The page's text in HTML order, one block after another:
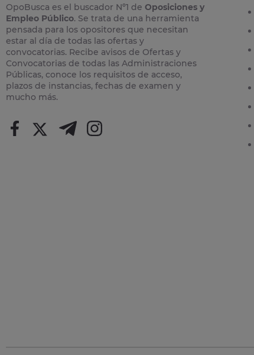
OpoBusca es el buscador Nº1 de Oposiciones y
Empleo Público. Se trata de una herramienta
pensada para los opositores que necesitan
estar al día de todas las ofertas y
convocatorias. Recibe avisos de Ofertas y
Convocatorias de todas las Administraciones
Públicas, conoce los requisitos de acceso,
plazos de instancias, fechas de examen y
mucho más.